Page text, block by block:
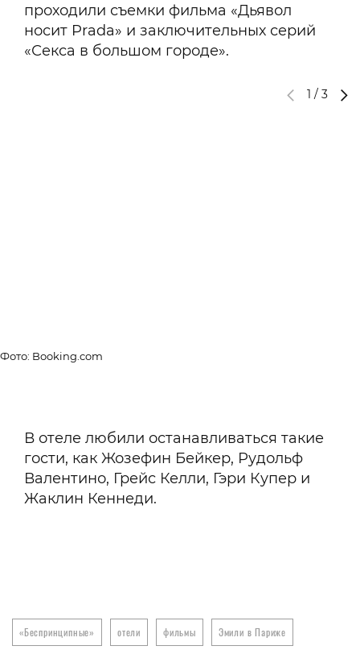
проходили съемки фильма «Дьявол
носит Prada» и заключительных серий
«Секса в большом городе».
1 / 3
Фото: Booking.com
В отеле любили останавливаться такие
гости, как Жозефин Бейкер, Рудольф
Валентино, Грейс Келли, Гэри Купер и
Жаклин Кеннеди.
«Беспринципные» отели фильмы Эмили в Париже